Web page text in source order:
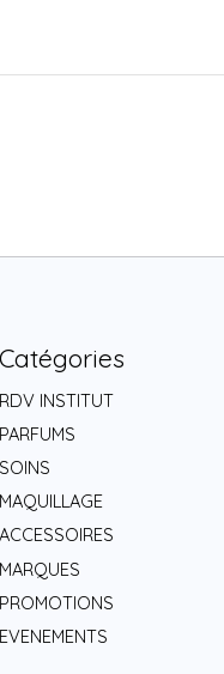
Catégories
RDV INSTITUT
PARFUMS
SOINS
MAQUILLAGE
ACCESSOIRES
MARQUES
PROMOTIONS
EVENEMENTS